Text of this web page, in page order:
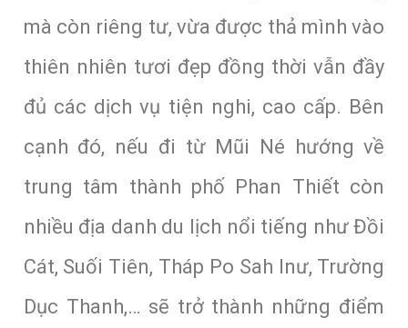
mà còn riêng tư, vừa được thả mình vào
thiên nhiên tươi đẹp đồng thời vẫn đầy
đủ các dịch vụ tiện nghi, cao cấp. Bên
cạnh đó, nếu đi từ Mũi Né hướng về
trung tâm thành phố Phan Thiết còn
nhiều địa danh du lịch nổi tiếng như Đồi
Cát, Suối Tiên, Tháp Po Sah Inư, Trường
Dục Thanh,… sẽ trở thành những điểm